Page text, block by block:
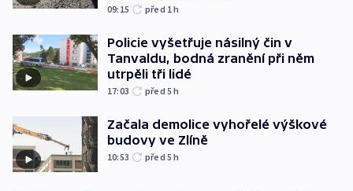
09:15 před 1h
Policie vyšetřuje násilný čin v
Tanvaldu, bodná zranění při něm
utrpěli tři lidé
17:03 před 5h
Začala demolice vyhořelé výškové
budovy ve Zlíně
10:53 před 5h